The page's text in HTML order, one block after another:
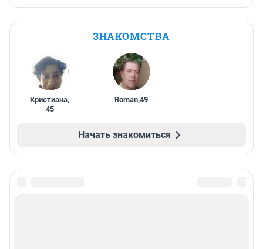
ЗНАКОМСТВА
Кристиана,
45
Roman,49
Начать знакомиться